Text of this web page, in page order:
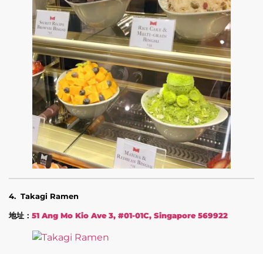
4. Takagi Ramen
地址： 51 Ang Mo Kio Ave 3, #01-01C, Singapore 569922